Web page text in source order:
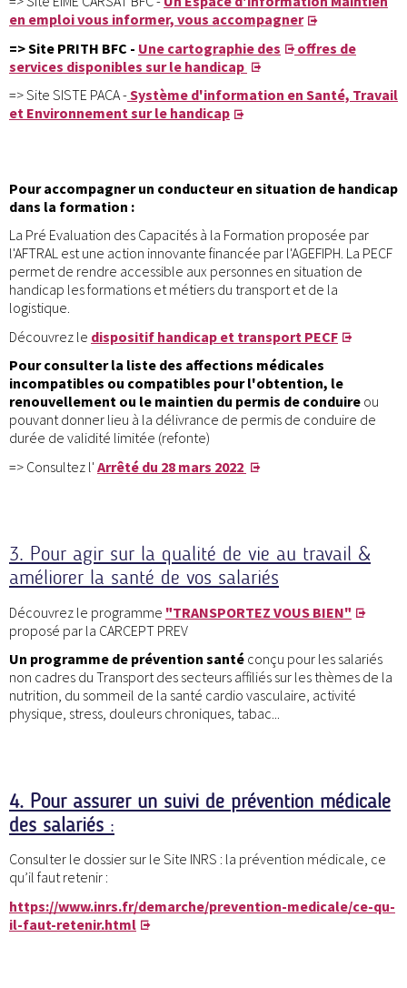
en emploi vous informer, vous accompagner
=> Site PRITH BFC - Une cartographie des
offres de
services disponibles sur le handicap
=> Site SISTE PACA -Système d'information en Santé, Travail
et Environnement sur le handicap
Pour accompagner un conducteur en situation de handicap
dans la formation :
La Pré Evaluation des Capacités à la Formation proposée par
l'AFTRAL est une action innovante financée par l'AGEFIPH. La PECF
permet de rendre accessible aux personnes en situation de
handicap les formations et métiers du transport et de la
logistique.
Découvrez le dispositif handicap et transport PECF
Pour consulter la liste des affections médicales
incompatibles ou compatibles pour l'obtention, le
renouvellement ou le maintien du permis de conduire ou
pouvant donner lieu à la délivrance de permis de conduire de
durée de validité limitée (refonte)
=> Consultez l' Arrêté du 28 mars 2022
3. Pour agir sur la qualité de vie au travail &
améliorer la santé de vos salariés
Découvrez le programme "TRANSPORTEZ VOUS BIEN"
proposé par la CARCEPT PREV
Un programme de prévention santé conçu pour les salariés
non cadres du Transport des secteurs affiliés sur les thèmes de la
nutrition, du sommeil de la santé cardio vasculaire, activité
physique, stress, douleurs chroniques, tabac...
4. Pour assurer un suivi de prévention médicale
des salariés :
Consulter le dossier sur le Site INRS : la prévention médicale, ce
qu’il faut retenir :
https://www.inrs.fr/demarche/prevention-medicale/ce-qu-
il-faut-retenir.html